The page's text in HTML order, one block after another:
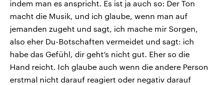
indem man es anspricht. Es ist ja auch so: Der Ton
macht die Musik, und ich glaube, wenn man auf
jemanden zugeht und sagt, ich mache mir Sorgen,
also eher Du-Botschaften vermeidet und sagt: ich
habe das Gefühl, dir geht’s nicht gut. Eher so die
Hand reicht. Ich glaube auch wenn die andere Person
erstmal nicht darauf reagiert oder negativ darauf